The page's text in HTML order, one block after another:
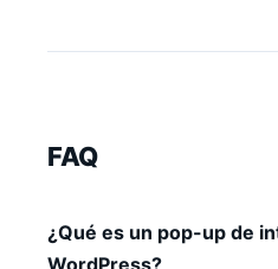
FAQ
¿Qué es un pop-up de
WordPress?